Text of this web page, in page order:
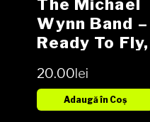
The Michael
Wynn Band ‎–
Ready To Fly,
Album (SH)
20.00lei
Adaugă în Coș